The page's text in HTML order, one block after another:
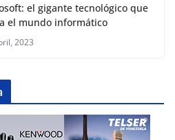
el gigante tecnológico que
el mundo informático
2023